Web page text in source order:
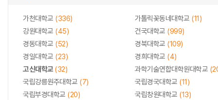
가천대학교 (336) 가톨릭꽃동네대학교 (11)
강원대학교 (45) 건국대학교 (999)
경동대학교 (52) 경북대학교 (109)
경일대학교 (23) 경희대학교 (4)
고신대학교(32) 과학기술연합대학원대학교
국립강릉원주대학교 (7) 국립경국대학교 (11)
국립부경대학교 (20) 국립창원대학교 (13)